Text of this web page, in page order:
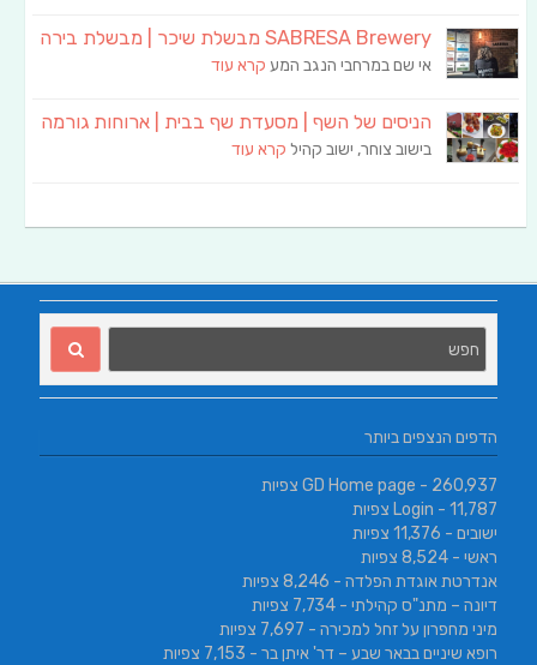
SABRESA Brewery מבשלת שיכר | מבשלת בירה
אי שם במרחבי הנגב המע קרא עוד
הניסים של השף | מסעדת שף בבית | ארוחות גורמה
בישוב צוחר, ישוב קהיל קרא עוד
הדפים הנצפים ביותר
GD Home page - 260,937 צפיות
Login - 11,787 צפיות
ישובים - 11,376 צפיות
ראשי - 8,524 צפיות
אנדרטת אוגדת הפלדה - 8,246 צפיות
דיונה – מתנ"ס קהילתי - 7,734 צפיות
מיני מחפרון על זחל למכירה - 7,697 צפיות
רופא שיניים בבאר שבע – דר' איתן בר - 7,153 צפיות